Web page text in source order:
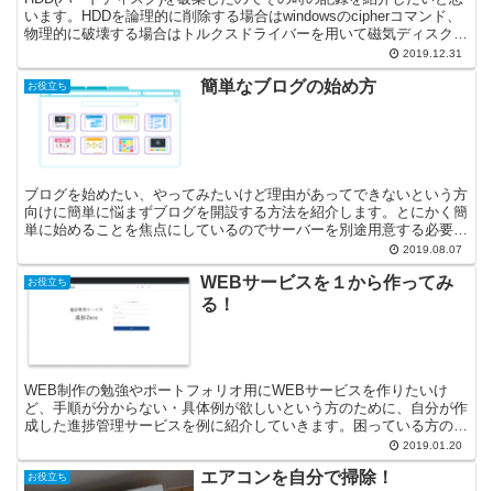
います。HDDを論理的に削除する場合はwindowsのcipherコマンド、
物理的に破壊する場合はトルクスドライバーを用いて磁気ディスクを
2019.12.31
お役立ち 簡単なブログの始め方
ブログを始めたい、やってみたいけど理由があってできないという方
向けに簡単に悩まずブログを開設する方法を紹介します。とにかく簡
単に始めることを焦点にしているのでサーバーを別途用意する必要が
2019.08.07
お役立ち
WEBサービスを１から作ってみ
る！
WEB制作の勉強やポートフォリオ用にWEBサービスを作りたいけ
ど、手順が分からない・具体例が欲しいという方のために、自分が作
成した進捗管理サービスを例に紹介していきます。困っている方の参
2019.01.20
お役立ち エアコンを自分で掃除！